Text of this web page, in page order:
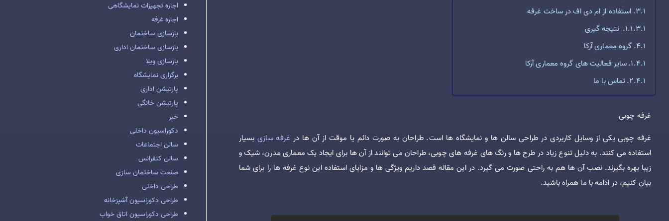
استفاده از ام دی اف در ساخت غرفه
نتیجه گیری
گروه معماری آرکا
سایر فعالیت های گروه معماری آرکا
تماس با ما
غرفه چوبی
غرفه چوبی یکی از وسایل کاربردی در طراحی سالن ها و نمایشگاه ها است. طراحان به صورت دائم یا موقت از آن ها در غرفه سازیبسیار
استفاده می کنند. به دلیل تنوع زیاد در طرح ها و رنگ های غرفه های چوبی، طراحان می توانند از آن ها برای ایجاد یک معماری مدرن، شیک و
زیبا بهره بگیرند. نصب آن ها هم به راحتی صورت می گیرد. در این مقاله قصد داریم ویژگی ها و مزایای استفاده این نوع غرفه ها را برای شما
بیان کنیم، در ادامه با ما همراه باشید.
اجاره تجهیزات نمایشگاهی
اجاره غرفه
بازسازی ساختمان
بازسازی ساختمان اداری
بازسازی ویلا
برگزاری نمایشگاه
پارتیشن اداری
پارتیشن خانگی
خبر
دکوراسیون داخلی
سالن اجتماعات
سالن کنفرانس
صنعت ساختمان سازی
طراحی داخلی
طراحی دکوراسیون آشپزخانه
طراحی دکوراسیون اتاق خواب